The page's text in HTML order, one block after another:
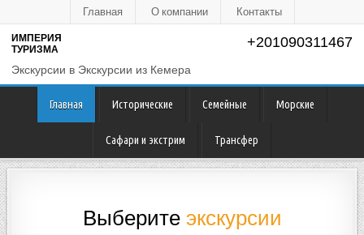
Главная О компании Контакты
ИМПЕРИЯ
ТУРИЗМА
Экскурсии в Экскурсии из Кемера
+201090311467
Главная Исторические Семейные Морские
Сафари и экстрим Трансфер
Выберите экскурсии